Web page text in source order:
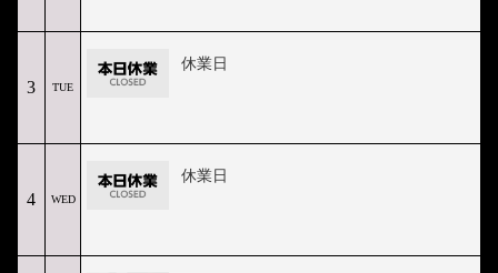
3 TUE
休業日
4 WED
休業日